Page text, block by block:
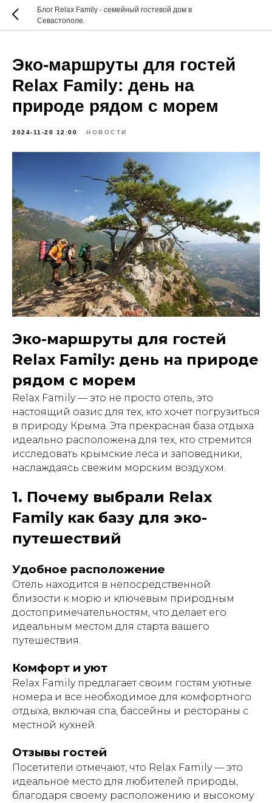
Блог Relax Family - семейный гостевой дом в
Севастополе.
Эко-маршруты для гостей
Relax Family: день на
природе рядом с морем
2024-11-20 12:00 НОВОСТИ
Эко-маршруты для гостей
Relax Family: день на природе
рядом с морем
Relax Family — это не просто отель, это
настоящий оазис для тех, кто хочет погрузиться
в природу Крыма. Эта прекрасная база отдыха
идеально расположена для тех, кто стремится
исследовать крымские леса и заповедники,
наслаждаясь свежим морским воздухом.
1. Почему выбрали Relax
Family как базу для эко-
путешествий
Удобное расположение
Отель находится в непосредственной
близости к морю и ключевым природным
достопримечательностям, что делает его
идеальным местом для старта вашего
путешествия.
Комфорт и уют
Relax Family предлагает своим гостям уютные
номера и все необходимое для комфортного
отдыха, включая спа, бассейны и рестораны с
местной кухней.
Отзывы гостей
Посетители отмечают, что Relax Family — это
идеальное место для любителей природы,
благодаря своему расположению и высокому